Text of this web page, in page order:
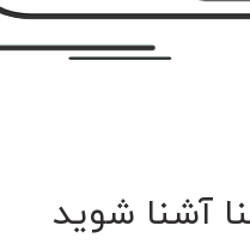
آشنا شوید